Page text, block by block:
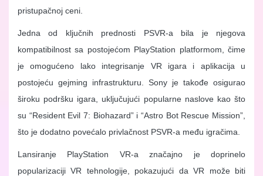
pristupačnoj ceni.
Jedna od ključnih prednosti PSVR-a bila je njegova
kompatibilnost sa postojećom PlayStation platformom, čime
je omogućeno lako integrisanje VR igara i aplikacija u
postojeću gejming infrastrukturu. Sony je takođe osigurao
široku podršku igara, uključujući popularne naslove kao što
su “Resident Evil 7: Biohazard” i “Astro Bot Rescue Mission”,
što je dodatno povećalo privlačnost PSVR-a među igračima.
Lansiranje PlayStation VR-a značajno je doprinelo
popularizaciji VR tehnologije, pokazujući da VR može biti